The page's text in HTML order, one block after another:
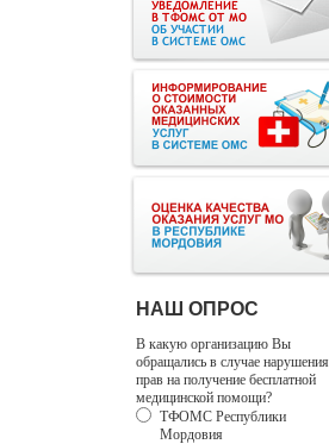
НАШ ОПРОС
В какую организацию Вы
обращались в случае нарушения
прав на получение бесплатной
медицинской помощи?
ТФОМС Республики
Мордовия